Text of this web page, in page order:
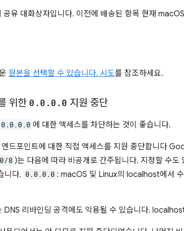
유 대화상자입니다. 이전에 배송된 항목 현재
원본을 선택할 수 있습니다. 시도를 참조하세요.
위한 0 . 0 . 0 . 0 지원 중단
0.0.0.0 에 대한 액세스를 차단하는 것이 좋습니다.
드포인트에 대한 직접 액세스를 지원 중단합니다
8 )는 다음에 따라 비공개로 간주됩니다. 지정할 수도
니다. 0.0.0.0 : macOS 및 Linux의 localhost에서
DNS 리바인딩 공격에도 악용될 수 있습니다.